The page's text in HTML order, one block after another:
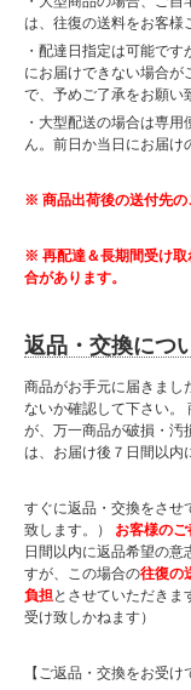
は、往復の送料をお客様
・配達日指定は可能で
にお届けできない場合が
で、予めご了承をお願い
・大型配送の場合は専
ん。前日か当日にお届け
※ 商品出荷後の送付先の
※ 再配達＆長期間受け取
合があります。
返品・交換につ
商品がお手元に届きまし
ないか確認して下さい。
が、万一商品が破損・汚
は、お届け後７日間以内
すぐに返品・交換をさせ
致します。） お客様の
日間以内に返品希望の意
すが、この場合の往復の
負担とさせていただきま
受け致しかねます）
【ご返品・交換をお受け